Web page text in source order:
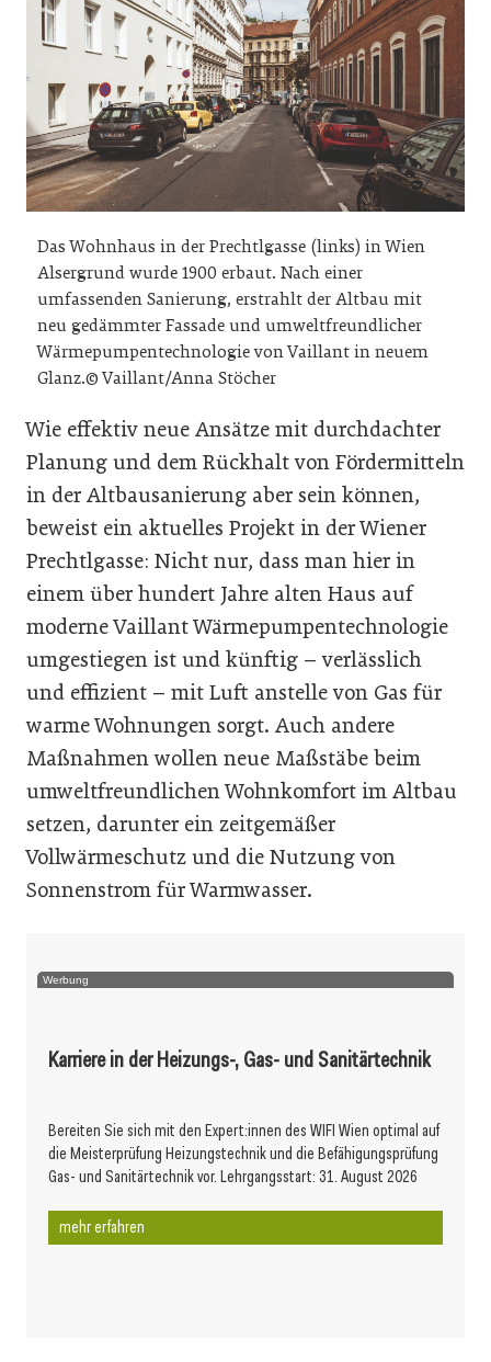
Das Wohnhaus in der Prechtlgasse (links) in Wien
Alsergrund wurde 1900 erbaut. Nach einer
umfassenden Sanierung, erstrahlt der Altbau mit
neu gedämmter Fassade und umweltfreundlicher
Wärmepumpentechnologie von Vaillant in neuem
Glanz.© Vaillant/Anna Stöcher
Wie effektiv neue Ansätze mit durchdachter
Planung und dem Rückhalt von Fördermitteln
in der Altbausanierung aber sein können,
beweist ein aktuelles Projekt in der Wiener
Prechtlgasse: Nicht nur, dass man hier in
einem über hundert Jahre alten Haus auf
moderne Vaillant Wärmepumpentechnologie
umgestiegen ist und künftig – verlässlich
und effizient – mit Luft anstelle von Gas für
warme Wohnungen sorgt. Auch andere
Maßnahmen wollen neue Maßstäbe beim
umweltfreundlichen Wohnkomfort im Altbau
setzen, darunter ein zeitgemäßer
Vollwärmeschutz und die Nutzung von
Sonnenstrom für Warmwasser.
Werbung
Karriere in der Heizungs-, Gas- und Sanitärtechnik
Bereiten Sie sich mit den Expert:innen des WIFI Wien optimal auf
die Meisterprüfung Heizungstechnik und die Befähigungsprüfung
Gas- und Sanitärtechnik vor. Lehrgangsstart: 31. August 2026
mehr erfahren